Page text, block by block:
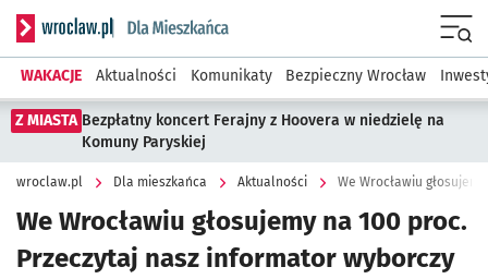
Serwis informacyjny wroclaw.pl podserwis: Dla mieszkańca
WAKACJE Aktualności Komunikaty Bezpieczny Wrocław
Z MIASTA Bezpłatny koncert Ferajny z Hoovera w niedzielę na
Komuny Paryskiej
wroclaw.pl Dla mieszkańca Aktualności We Wrocławiu
We Wrocławiu głosujemy na 100 proc.
Przeczytaj nasz informator wyborczy